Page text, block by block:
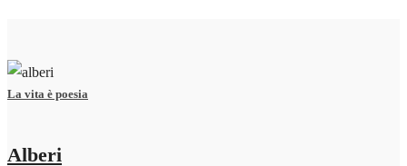
La vita è poesia
Alberi